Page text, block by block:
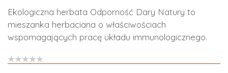
Ekologiczna herbata Odporność Dary Natury to
mieszanka herbaciana o właściwościach
wspomagających pracę układu immunologicznego.